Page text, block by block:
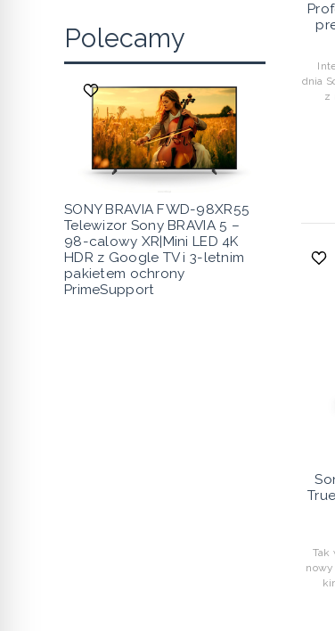
dnia
z
Tak
Polecamy
SONY BRAVIA FWD-98XR55
Telewizor Sony BRAVIA 5 –
98-calowy XR|Mini LED 4K
HDR z Google TV i 3-letnim
pakietem ochrony
PrimeSupport